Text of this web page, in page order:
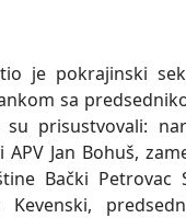
je pokrajinski
sa
prisustvovali:
Jan Bohuš,
Bački Petrovac